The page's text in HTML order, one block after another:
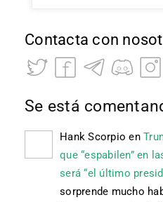
Contacta con
Se está
Hank Scorpio en
que “espabilen” en
será “el último
sorprende mucho